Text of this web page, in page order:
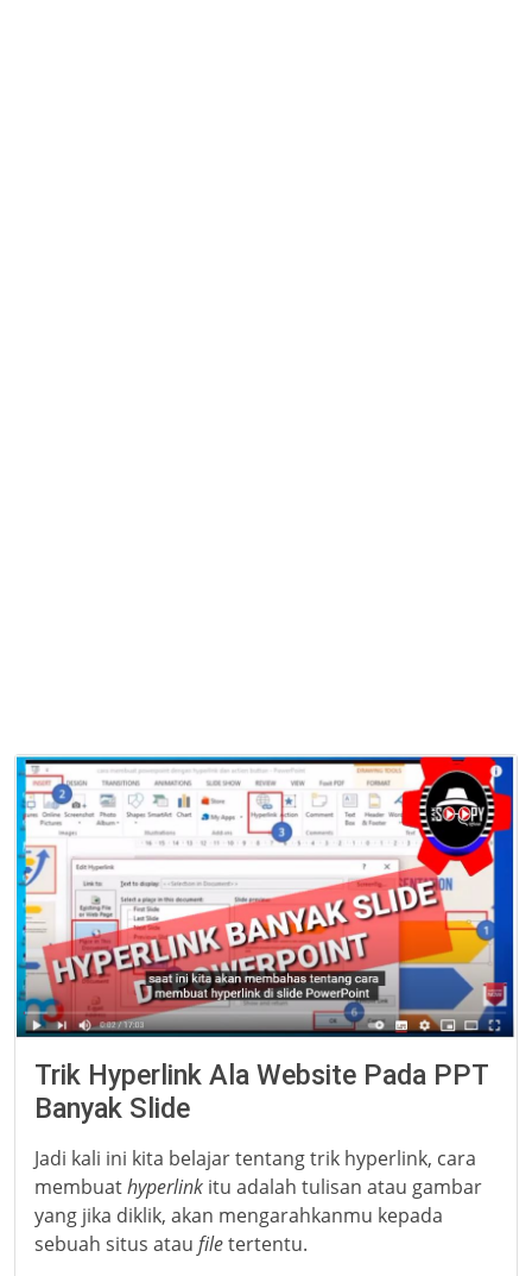
Trik Hyperlink Ala Website Pada PPT
Banyak Slide
Jadi kali ini kita belajar tentang trik hyperlink, cara
membuathyperlink itu adalah tulisan atau gambar
yang jika diklik, akan mengarahkanmu kepada
sebuah situs atau filetertentu.